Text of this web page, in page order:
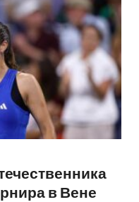
в Вене